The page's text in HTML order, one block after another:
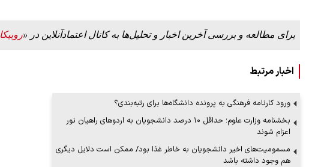
برای مطالعه و بررسی آخرین اخبار و تحلیل‌ها به کانال اعتمادآنلاین در «روبیکا
اخبار مرتبط
ورود کارنامه فرهنگی به پرونده دانشگاه‌ها برای رتبه‌بندی؟
بخشنامه وزارت علوم؛ حداقل ۱۰ درصد دانشجویان به اردوهای راهیان نور
اعزام شوند
مسمومیت‌های اخیر دانشجویان به خاطر غذا بود/ ممکن است دلایل دیگری
هم وجود داشته باشد
ببینید| لحظه بمباران خیابان فردوسی در جنگ ۴۰
"کوماموتو" ژاپن ۹ روز…